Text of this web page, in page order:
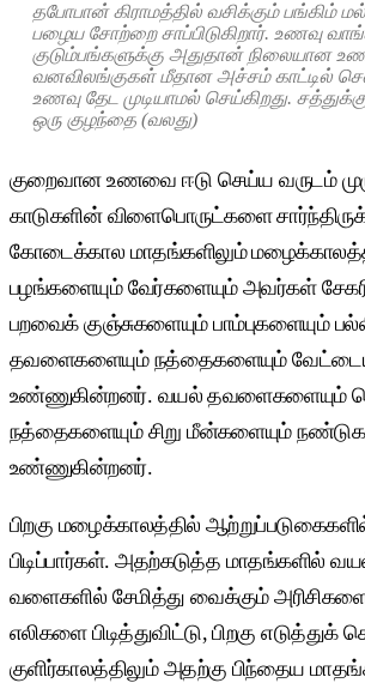
தபோபான் கிராமத்தில் வசிக்கும் பங்கிம்
பழைய சோற்றை சாப்பிடுகிறார். உணவு
குடும்பங்களுக்கு அதுதான் நிலையான
வனவிலங்குகள் மீதான அச்சம் காட்டில்
உணவு தேட முடியாமல் செய்கிறது.
ஒரு குழந்தை (வலது)
குறைவான உணவை ஈடு செய்ய வருடம்
காடுகளின் விளைபொருட்களை
கோடைக்கால மாதங்களிலும்
பழங்களையும் வேர்களையும் அவர்கள்
பறவைக் குஞ்சுகளையும் பாம்புகளையும்
தவளைகளையும் நத்தைகளையும்
உண்ணுகின்றனர். வயல் தவளைகளையும்
நத்தைகளையும் சிறு மீன்களையும்
உண்ணுகின்றனர்.
பிறகு மழைக்காலத்தில்
பிடிப்பார்கள். அதற்கடுத்த மாதங்களில்
வளைகளில் சேமித்து வைக்கும்
எலிகளை பிடித்துவிட்டு, பிறகு
குளிர்காலத்திலும் அதற்கு பிந்தைய